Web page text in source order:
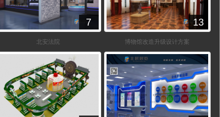
7
北安法院
13
博物馆改造升级设计方案